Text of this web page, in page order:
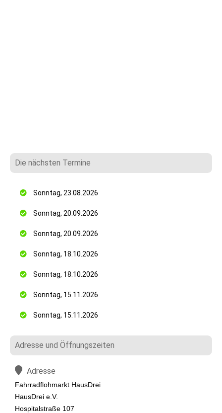
Die nächsten Termine
Sonntag, 23.08.2026
Sonntag, 20.09.2026
Sonntag, 20.09.2026
Sonntag, 18.10.2026
Sonntag, 18.10.2026
Sonntag, 15.11.2026
Sonntag, 15.11.2026
Adresse und Öffnungszeiten
Adresse
Fahrradflohmarkt HausDrei
HausDrei e.V.
Hospitalstraße 107